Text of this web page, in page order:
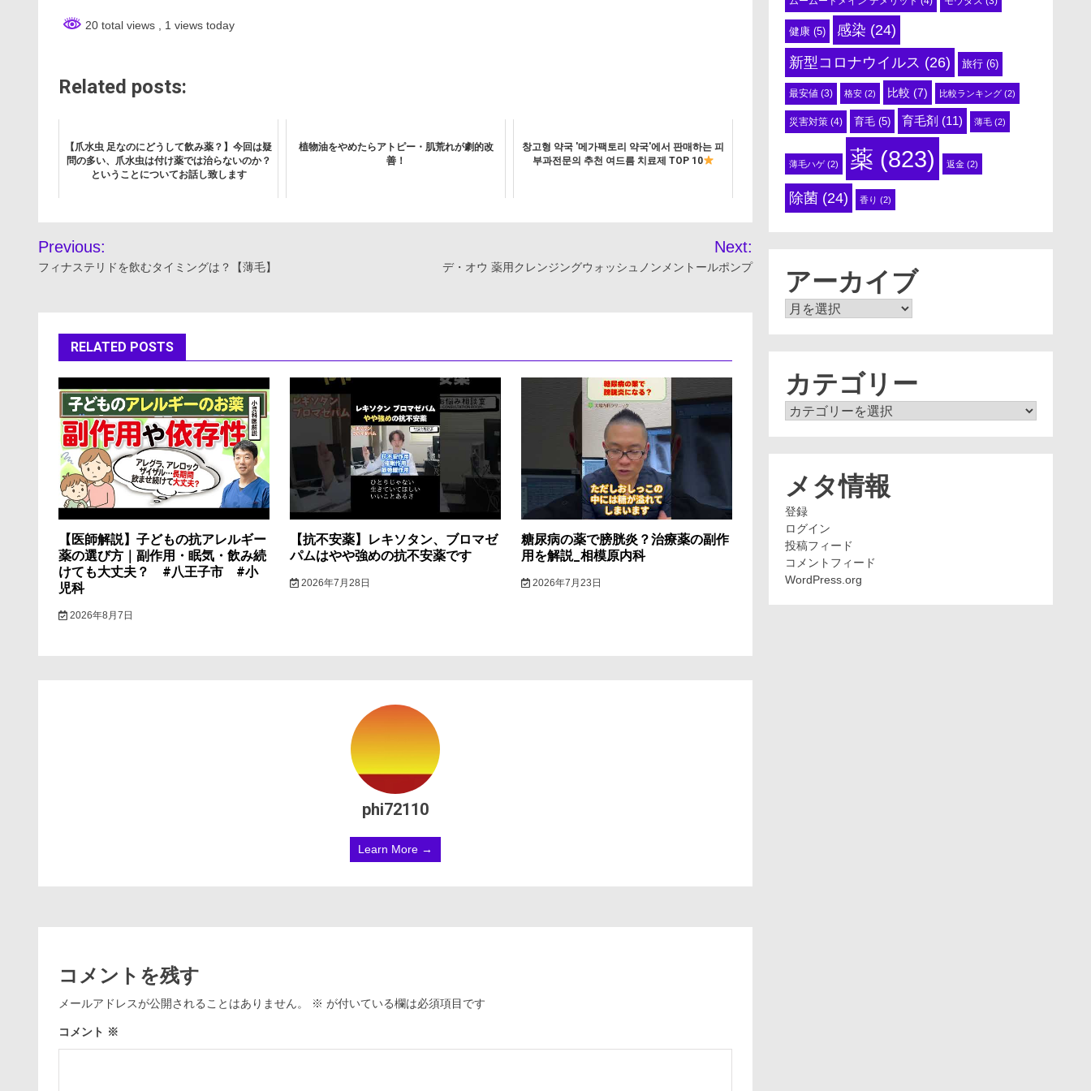
20 total views , 1 views today
Related posts:
【爪水虫 足なのにどうして飲み薬？】今回は疑
問の多い、爪水虫は付け薬では治らないのか？
ということについてお話し致します
植物油をやめたらアトピー・肌荒れが劇的改
善！
창고형 약국 '메가팩토리 약국'에서 판매하는 피
부과전문의 추천 여드름 치료제 TOP 10
投
稿
ビ
ゲ
シ
ョ
ン
Previous:
フィナステリドを飲むタイミングは？【薄毛】
Next:
デ・オウ 薬用クレンジングウォッシュノンメントールポンプ
RELATED POSTS
【医師解説】子どもの抗アレルギー
薬の選び方｜副作用・眠気・飲み続
けても大丈夫？ #八王子市 #小
児科
2026年8月7日
【抗不安薬】レキソタン、ブロマゼ
パムはやや強めの抗不安薬です
2026年7月28日
糖尿病の薬で膀胱炎？治療薬の副作
用を解説_相模原内科
2026年7月23日
phi72110
Learn More →
コメントを残す
メールアドレスが公開されることはありません。 ※ が付いている欄は必須項目です
コメント ※
健康 (5) 感染 (24)
新型コロナウイルス (26) 旅行 (6)
最安値 (3) 格安 (2) 比較 (7) 比較ランキング (2)
災害対策 (4) 育毛 (5) 育毛剤 (11) 薄毛 (2)
薄毛ハゲ(2) 薬 (823) 返金 (2)
除菌 (24) 香り (2)
アーカイブ
ア
カテゴリー
カ
メタ情報
登録
ログイン
投稿フィード
コメントフィード
WordPress.org